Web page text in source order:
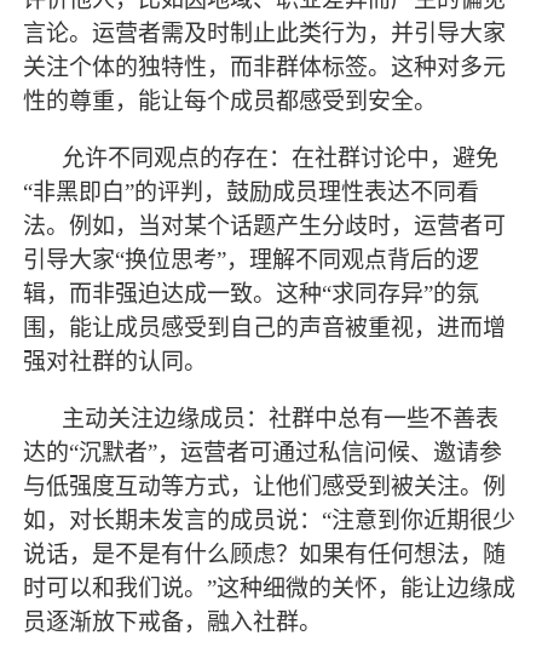
言论。运营者需及时制止此类行为，并引导大家
关注个体的独特性，而非群体标签。这种对多元
性的尊重，能让每个成员都感受到安全。
允许不同观点的存在：在社群讨论中，避免
“非黑即白”的评判，鼓励成员理性表达不同看
法。例如，当对某个话题产生分歧时，运营者可
引导大家“换位思考”，理解不同观点背后的逻
辑，而非强迫达成一致。这种“求同存异”的氛
围，能让成员感受到自己的声音被重视，进而增
强对社群的认同。
主动关注边缘成员：社群中总有一些不善表
达的“沉默者”，运营者可通过私信问候、邀请参
与低强度互动等方式，让他们感受到被关注。例
如，对长期未发言的成员说：“注意到你近期很少
说话，是不是有什么顾虑？如果有任何想法，随
时可以和我们说。”这种细微的关怀，能让边缘成
员逐渐放下戒备，融入社群。